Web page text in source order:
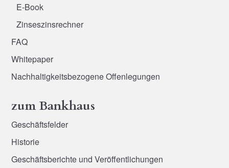
E-Book
Zinseszinsrechner
FAQ
Whitepaper
Nachhaltigkeitsbezogene Offenlegungen
zum Bankhaus
Geschäftsfelder
Historie
Geschäftsberichte und Veröffentlichungen